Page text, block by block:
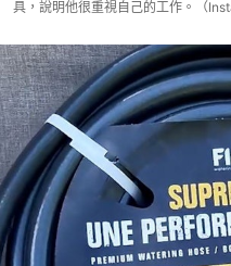
具，說明他很重視自己的工作。（